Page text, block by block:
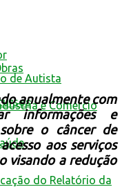
de Autista
e Comércio
do Relatório da
anualmente com
informações e
o câncer de
aos serviços
visando a redução